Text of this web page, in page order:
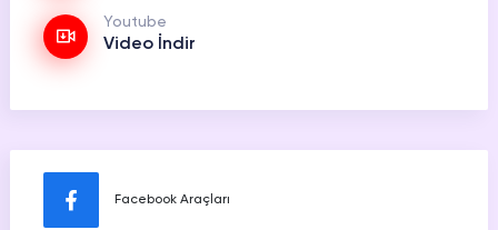
Youtube
Video İndir
Facebook Araçları